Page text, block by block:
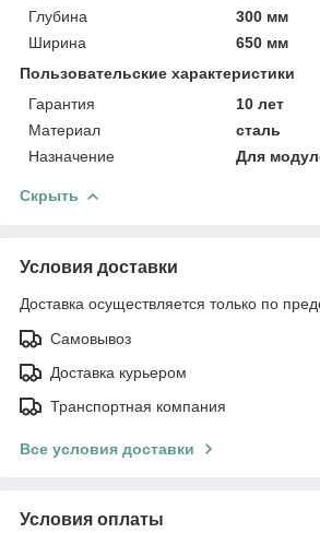
Глубина
300 мм
Ширина
650 мм
Пользовательские характеристики
Гарантия
10 лет
Материал
сталь
Назначение
Для
Скрыть
Условия доставки
Доставка осуществляется только по
Самовывоз
Доставка курьером
Транспортная компания
Все условия доставки
Условия оплаты